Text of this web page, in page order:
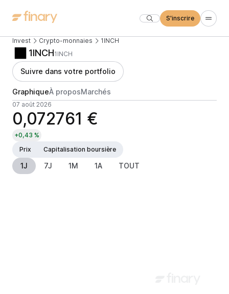
S'inscrire
Invest Crypto-monnaies 1INCH
1INCH1INCH
Suivre dans votre portfolio
GraphiqueÀ proposMarchés
07 août 2026
0,072761 €
+0,43 %
Prix
Capitalisation boursière
1J 7J 1M 1A TOUT